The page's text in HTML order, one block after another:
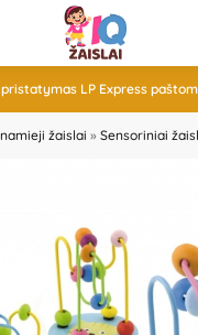
LP Express
žaislai » Sensoriniai